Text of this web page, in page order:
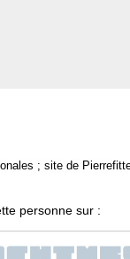
; site de
personne sur :